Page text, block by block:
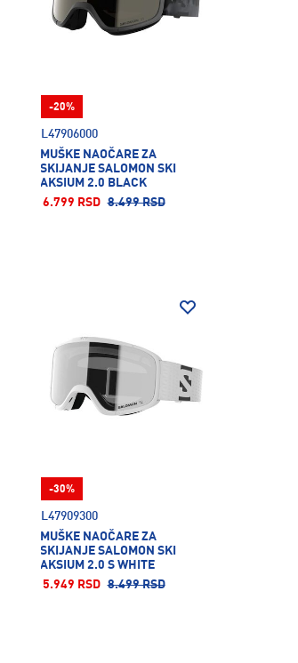
L47906000
MUŠKE NAOČARE ZA
SKIJANJE SALOMON SKI
AKSIUM 2.0 BLACK
6.799 RSD 8.499 RSD
-20%
L47909300
MUŠKE NAOČARE ZA
SKIJANJE SALOMON SKI
AKSIUM 2.0 S WHITE
5.949 RSD 8.499 RSD
-30%